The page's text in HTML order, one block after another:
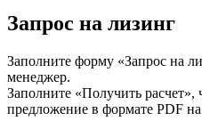
Запрос на лизинг
Заполните форму «Запрос на
менеджер.
Заполните «Получить
предложение в формате PDF